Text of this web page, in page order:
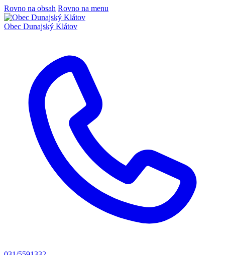
Rovno na obsah Rovno na menu
Obec Dunajský Klátov